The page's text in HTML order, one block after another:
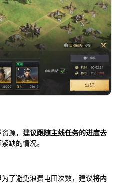
源， 建议跟随主线任务的进度去
缺的情况。
了避免浪费屯田次数，建议将内